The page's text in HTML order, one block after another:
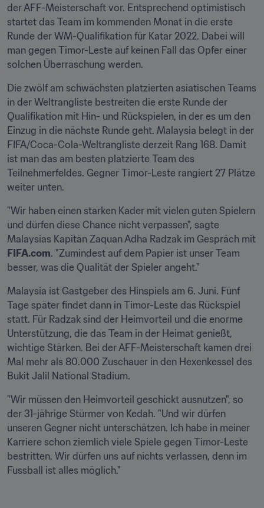
der AFF-Meisterschaft vor. Entsprechend optimistisch
startet das Team im kommenden Monat in die erste
Runde der WM-Qualifikation für Katar 2022. Dabei will
man gegen Timor-Leste auf keinen Fall das Opfer einer
solchen Überraschung werden.
Die zwölf am schwächsten platzierten asiatischen Teams
in der Weltrangliste bestreiten die erste Runde der
Qualifikation mit Hin- und Rückspielen, in der es um den
Einzug in die nächste Runde geht. Malaysia belegt in der
FIFA/Coca-Cola-Weltrangliste derzeit Rang 168. Damit
ist man das am besten platzierte Team des
Teilnehmerfeldes. Gegner Timor-Leste rangiert 27 Plätze
weiter unten.
"Wir haben einen starken Kader mit vielen guten Spielern
und dürfen diese Chance nicht verpassen", sagte
FIFA.com. "Zumindest auf dem Papier ist unser Team
besser, was die Qualität der Spieler angeht."
Malaysia ist Gastgeber des Hinspiels am 6. Juni. Fünf
Tage später findet dann in Timor-Leste das Rückspiel
statt. Für Radzak sind der Heimvorteil und die enorme
Unterstützung, die das Team in der Heimat genießt,
wichtige Stärken. Bei der AFF-Meisterschaft kamen drei
Mal mehr als 80.000 Zuschauer in den Hexenkessel des
Bukit Jalil National Stadium.
"Wir müssen den Heimvorteil geschickt ausnutzen", so
der 31-jährige Stürmer von Kedah. "Und wir dürfen
unseren Gegner nicht unterschätzen. Ich habe in meiner
Karriere schon ziemlich viele Spiele gegen Timor-Leste
bestritten. Wir dürfen uns auf nichts verlassen, denn im
Fussball ist alles möglich."